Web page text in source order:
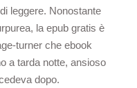
leggere. Nonostante
la epub gratis è
turner che ebook
a tarda notte, ansioso
dopo.